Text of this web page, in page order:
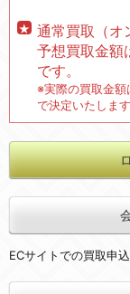
通常買取（オ
予想買取金額
です。
※実際の買取金額
で決定いたします
ECサイトでの買取申